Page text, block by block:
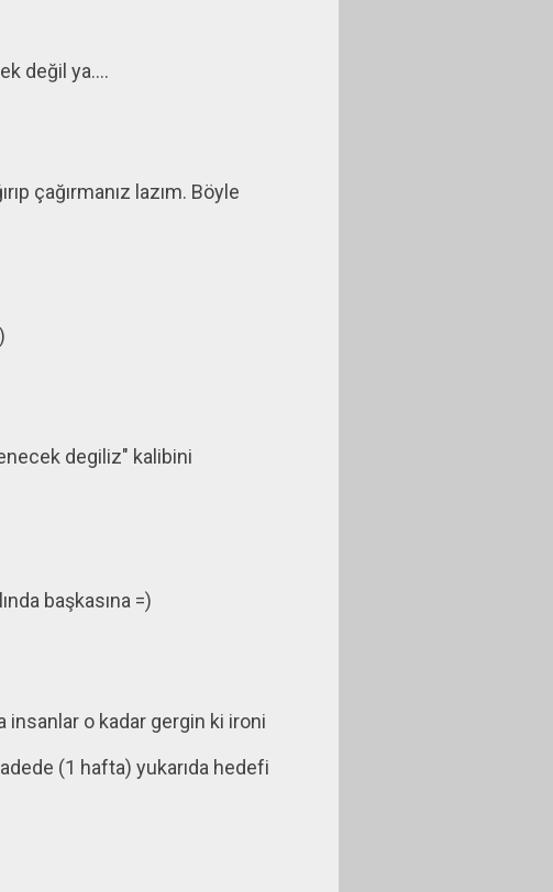
değil ya....
çağırmanız lazım. Böyle
degiliz" kalibini
başkasına =)
insanlar o kadar gergin ki ironi
(1 hafta) yukarıda hedefi